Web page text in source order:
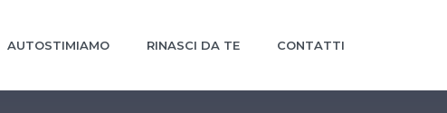
AUTOSTIMIAMO RINASCI DA TE CONTATTI